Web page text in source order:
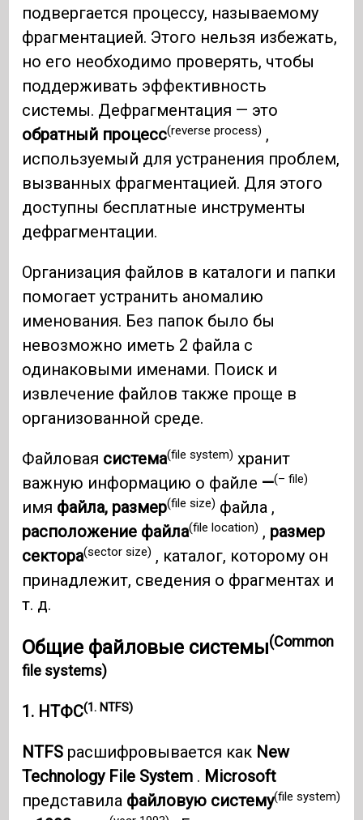
подвергается процессу, называемому
фрагментацией. Этого нельзя избежать,
но его необходимо проверять, чтобы
поддерживать эффективность
системы. Дефрагментация — это
обратный процесс(reverse process) ,
используемый для устранения проблем,
вызванных фрагментацией. Для этого
доступны бесплатные инструменты
дефрагментации.
Организация файлов в каталоги и папки
помогает устранить аномалию
именования. Без папок было бы
невозможно иметь 2 файла с
одинаковыми именами. Поиск и
извлечение файлов также проще в
организованной среде.
Файловая система(file system) хранит
важную информацию о файле —(– file)
имя файла, размер(file size) файла ,
расположение файла(file location) , размер
сектора(sector size) , каталог, которому он
принадлежит, сведения о фрагментах и ​​
т. д.
Общие файловые системы(Common
file systems)
1. НТФС(1. NTFS)
NTFS расшифровывается как New
Technology File System . Microsoft
представила файловую систему(file system)